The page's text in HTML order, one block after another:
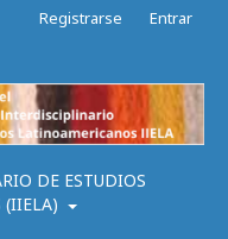
DE ESTUDIOS
(IIELA)
Registrarse Entrar